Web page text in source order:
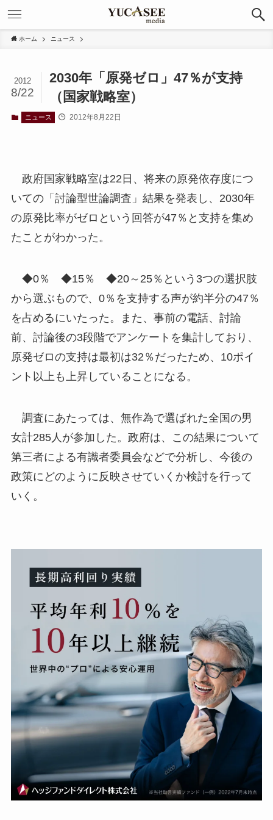
ホーム ニュース
2030年「原発ゼロ」47％が支持
（国家戦略室）
2012
8/22
ニュース 2012年8月22日
政府国家戦略室は22日、将来の原発依存度につ
いての「討論型世論調査」結果を発表し、2030年
の原発比率がゼロという回答が47％と支持を集め
たことがわかった。
◆0％ ◆15％ ◆20～25％という3つの選択肢
から選ぶもので、0％を支持する声が約半分の47％
を占めるにいたった。また、事前の電話、討論
前、討論後の3段階でアンケートを集計しており、
原発ゼロの支持は最初は32％だったため、10ポイ
ント以上も上昇していることになる。
調査にあたっては、無作為で選ばれた全国の男
女計285人が参加した。政府は、この結果について
第三者による有識者委員会などで分析し、今後の
政策にどのように反映させていくか検討を行って
いく。